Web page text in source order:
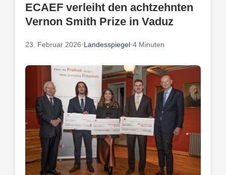
ECAEF verleiht den achtzehnten
Vernon Smith Prize in Vaduz
23. Februar 2026•Landesspiegel•4 Minuten